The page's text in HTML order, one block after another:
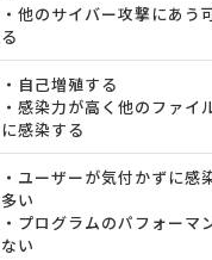
・他のサイバー攻撃にあう
る
・自己増殖する
・感染力が高く他のファイ
に感染する
・ユーザーが気付かずに感
多い
・プログラムのパフォーマ
ない